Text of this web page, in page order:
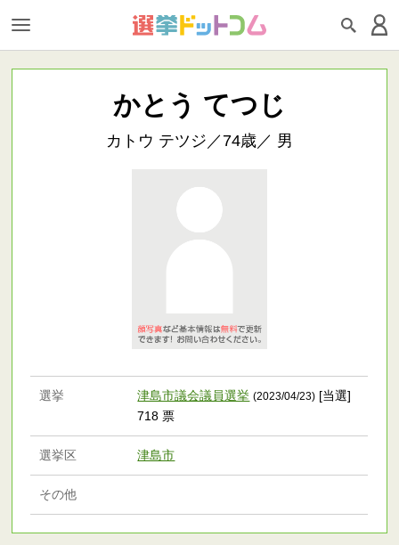
かとう てつじ
カトウ テツジ／74歳／ 男
選挙 津島市議会議員選挙 (2023/04/23) [当選]
718 票
選挙区 津島市
その他